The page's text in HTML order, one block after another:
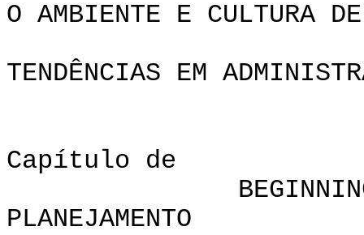
O AMBIENTE E CULTURA
TENDÊNCIAS EM
BEGINNING O